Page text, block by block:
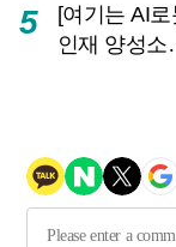
5
[여기는 AI
인재 양성소